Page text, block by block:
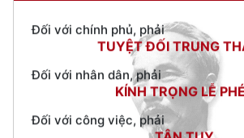
Đối với nhân dân, phải
KÍNH TRỌNG LỄ
Đối với công việc, phải
TẬN TỤY
Đối với địch, phải
CƯƠNG QUYẾT, KHÔN